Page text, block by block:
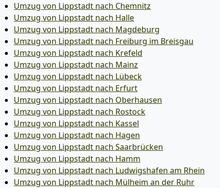
Umzug von Lippstadt nach Chemnitz
Umzug von Lippstadt nach Halle
Umzug von Lippstadt nach Magdeburg
Umzug von Lippstadt nach Freiburg im Breisgau
Umzug von Lippstadt nach Krefeld
Umzug von Lippstadt nach Mainz
Umzug von Lippstadt nach Lübeck
Umzug von Lippstadt nach Erfurt
Umzug von Lippstadt nach Oberhausen
Umzug von Lippstadt nach Rostock
Umzug von Lippstadt nach Kassel
Umzug von Lippstadt nach Hagen
Umzug von Lippstadt nach Saarbrücken
Umzug von Lippstadt nach Hamm
Umzug von Lippstadt nach Ludwigshafen am Rhein
Umzug von Lippstadt nach Mülheim an der Ruhr